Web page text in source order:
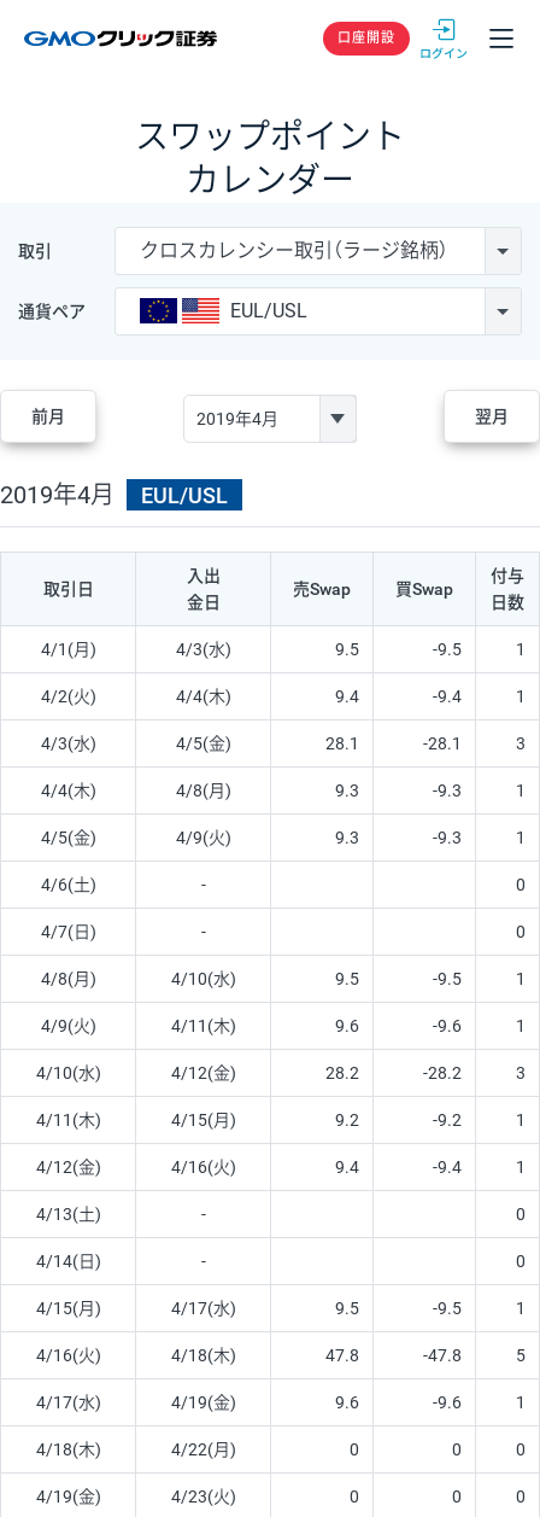
GMOクリック
口座開設
スワップポイント
カレンダー
取引 クロスカレンシー取引（ラージ銘柄）
通貨ペア EUL/USL
前月 翌月
2019年4月 EUL/USL
取引日
入出
金日
売Swap 買Swap
付与
日数
4/1(月) 4/3(水) 9.5 -9.5 1
4/2(火) 4/4(木) 9.4 -9.4 1
4/3(水) 4/5(金) 28.1 -28.1 3
4/4(木) 4/8(月) 9.3 -9.3 1
4/5(金) 4/9(火) 9.3 -9.3 1
4/6(土) - 0
4/7(日) - 0
4/8(月) 4/10(水) 9.5 -9.5 1
4/9(火) 4/11(木) 9.6 -9.6 1
4/10(水) 4/12(金) 28.2 -28.2 3
4/11(木) 4/15(月) 9.2 -9.2 1
4/12(金) 4/16(火) 9.4 -9.4 1
4/13(土) - 0
4/14(日) - 0
4/15(月) 4/17(水) 9.5 -9.5 1
4/16(火) 4/18(木) 47.8 -47.8 5
4/17(水) 4/19(金) 9.6 -9.6 1
4/18(木) 4/22(月) 0 0 0
4/19(金) 4/23(火) 0 0 0